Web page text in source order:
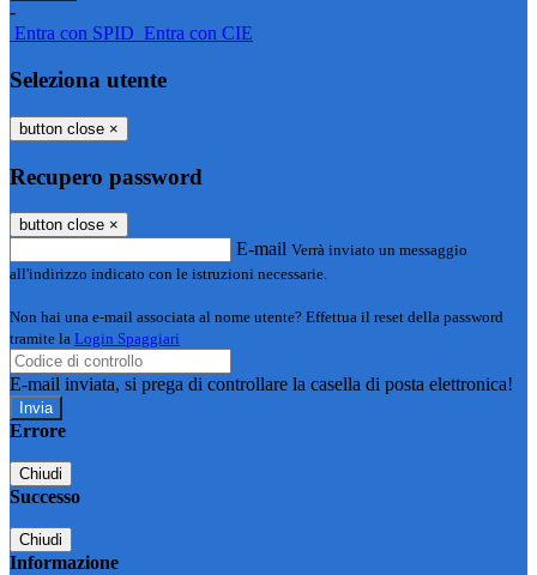
-
Entra con SPID Entra con CIE
Seleziona utente
button close ×
Recupero password
button close ×
E-mail Verrà inviato un messaggio
all'indirizzo indicato con le istruzioni necessarie.
Non hai una e-mail associata al nome utente? Effettua il reset della password
tramite la Login Spaggiari
E-mail inviata, si prega di controllare la casella di posta elettronica!
Errore
Chiudi
Successo
Chiudi
Informazione